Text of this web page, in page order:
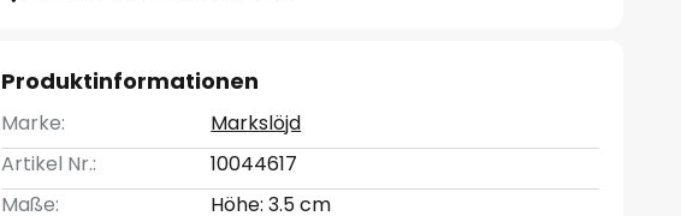
Produktinformationen
Marke:
Markslöjd
Artikel Nr.:
10044617
Maße:
Höhe: 3.5 cm